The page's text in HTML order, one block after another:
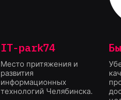
IT-park74
Место притяжения и
развития
информационных
технологий Челябинска.